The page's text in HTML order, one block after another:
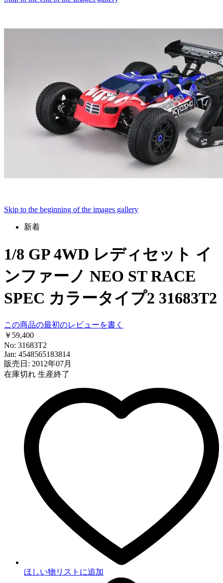
Skip to the beginning of the images gallery
新着
1/8 GP 4WD レディセット イ
ンファーノ NEO ST RACE
SPEC カラータイプ2 31683T2
この商品の最初のレビューを書く
￥59,400
No: 31683T2
Jan: 4548565183814
販売日: 2012年07月
在庫切れ 生産終了
ほしい物リストに追加